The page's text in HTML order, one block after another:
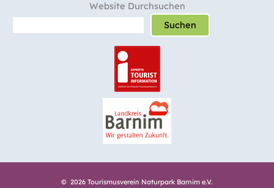
Website Durchsuchen
Suchen
© 2026 Tourismusverein Naturpark Barnim e.V.